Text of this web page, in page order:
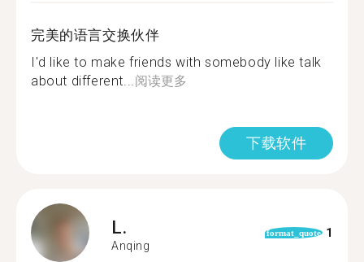
完美的语言交换伙伴
I'd like to make friends with somebody like talk
about different...阅读更多
下载软件
L.
Anqing
format_quote 1